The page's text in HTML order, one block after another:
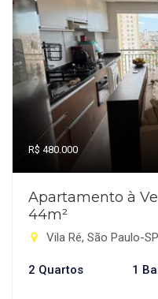
R$ 480.000
Apartamento à
44m²
Vila Ré, São Paulo-SP
2 Quartos 1